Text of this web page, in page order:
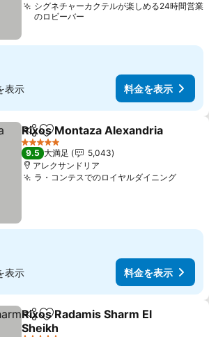
シグネチャーカクテルが楽しめる24時間営業
のロビーバー
表示 料金を表示
シェアお気に入りに追加
Rixos Montaza Alexandria
5 ホテルのランク
9.5 大満足
5,043
アレクサンドリア
ラ・コンテスでのロイヤルダイニング
表示 料金を表示
シェアお気に入りに追加
Rixos Radamis Sharm El
Sheikh